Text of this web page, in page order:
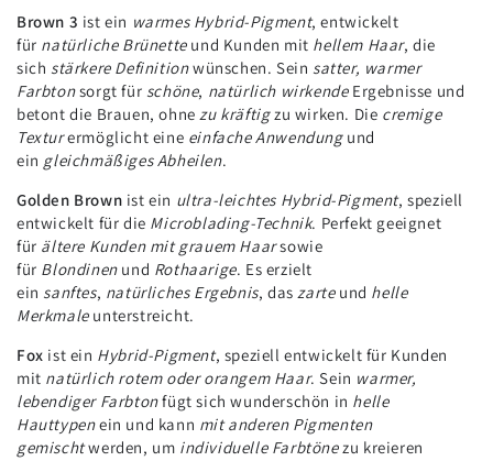
Brown 3 ist ein warmes Hybrid-Pigment, entwickelt
für natürliche Brünetteund Kunden mit hellem Haar, die
sich stärkere Definitionwünschen. Sein satter, warmer
Farbtonsorgt für schöne, natürlich wirkendeErgebnisse und
betont die Brauen, ohne zu kräftigzu wirken. Die cremige
Texturermöglicht eine einfache Anwendungund
ein gleichmäßiges Abheilen.
Golden Brown ist ein ultra-leichtes Hybrid-Pigment, speziell
entwickelt für die Microblading-Technik. Perfekt geeignet
für ältere Kunden mit grauem Haarsowie
für Blondinenund Rothaarige. Es erzielt
ein sanftes, natürliches Ergebnis, das zarteund helle
Merkmaleunterstreicht.
Fox ist ein Hybrid-Pigment, speziell entwickelt für Kunden
mit natürlich rotem oder orangem Haar. Sein warmer,
lebendiger Farbtonfügt sich wunderschön in helle
Hauttypenein und kann mit anderen Pigmenten
gemischtwerden, um individuelle Farbtönezu kreieren